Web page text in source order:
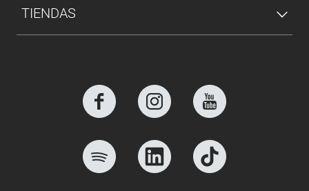
TIENDAS